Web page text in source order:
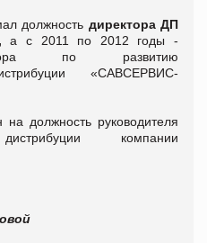
должность директора ДП
а с 2011 по 2012 годы -
по развитию
«САВСЕРВИС-
должность руководителя
дистрибуции компании